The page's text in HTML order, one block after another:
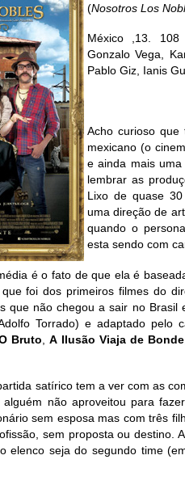
(Nosotros Los
México ,13.
Gonzalo Vega,
Pablo Giz, Ianis
Acho curioso que
mexicano (o
e ainda mais
lembrar as
Lixo de quase
uma direção de
quando o
esta sendo com
é o fato de que ela é
foi dos primeiros filmes do
que não chegou a sair no Brasil
Torrado) e adaptado pelo
Bruto ,A Ilusão Viaja de Bonde
satírico tem a ver com as
não aproveitou para
sem esposa mas com três
sem proposta ou destino.
elenco seja do segundo time